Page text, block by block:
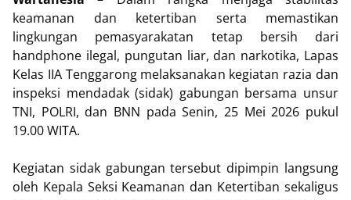
keamanan dan ketertiban serta memastikan
lingkungan pemasyarakatan tetap bersih dari
handphone ilegal, pungutan liar, dan narkotika, Lapas
Kelas IIA Tenggarong melaksanakan kegiatan razia dan
inspeksi mendadak (sidak) gabungan bersama unsur
TNI, POLRI, dan BNN pada Senin, 25 Mei 2026 pukul
19.00 WITA.
Kegiatan sidak gabungan tersebut dipimpin langsung
oleh Kepala Seksi Keamanan dan Ketertiban sekaligus